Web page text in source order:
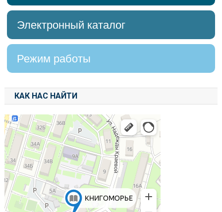
Электронный каталог
Режим работы
КАК НАС НАЙТИ